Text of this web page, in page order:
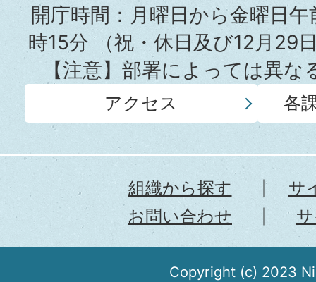
所
開庁時間：月曜日から金曜日
時15分（祝・休日及び12月29
【注意】部署によっては異
アクセス 各
組織から探す
サ
お問い合わせ
Copyright (c) 2023